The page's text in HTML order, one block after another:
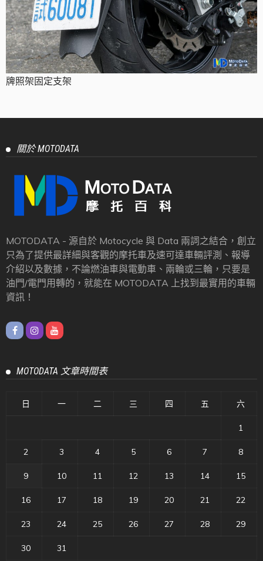
牌照架固定支架
關於 MOTODATA
MOTODATA - 源自於 Motocycle 與 Data 兩詞之結合，創立
只為了提供最詳細與客觀的摩托車及速可達車輛評測、報導
介紹以及數據，不論燃油車與電動車、兩輪或三輪，只要是
油門/電門用轉的，就能在 MOTODATA 上找到最實用的車輛
資訊！
MOTODATA 文章時間表
日 一 二 三 四 五 六
1
2 3 4 5 6 7 8
9 10 11 12 13 14 15
16 17 18 19 20 21 22
23 24 25 26 27 28 29
30 31